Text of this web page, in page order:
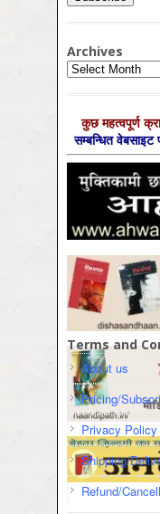
Archives
Archives
कुछ महत्‍वपूर्ण
सम्‍बन्धित
Terms and
About us
Pricing/
Privacy Policy
Shipping/
Refund/